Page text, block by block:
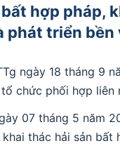
hợp pháp,
phát triển
ngày 18 tháng 9
chức phối hợp liên
07 tháng 5 năm
thác hải sản